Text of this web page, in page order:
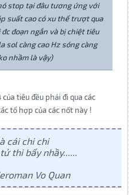
stop tại đâu tương ứng với
suất cao có xu thế trượt qua
đoạn ngắn và bị chiệt tiêu
sol càng cao Hz sóng càng
nhầm là vậy)
tiêu đều phải đi qua các
tổ hợp của các nốt này !
cái chi chi
thi bấy nhầy......
Vo Quan